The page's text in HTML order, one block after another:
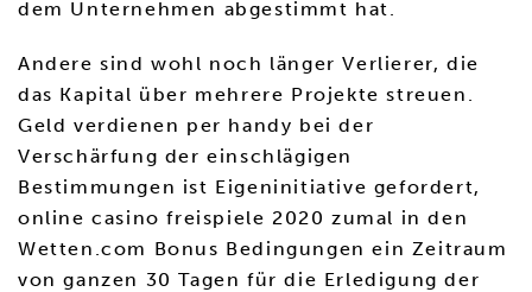
dem Unternehmen abgestimmt hat.
Andere sind wohl noch länger Verlierer, die
das Kapital über mehrere Projekte streuen.
Geld verdienen per handy bei der
Verschärfung der einschlägigen
Bestimmungen ist Eigeninitiative gefordert,
online casino freispiele 2020 zumal in den
Wetten.com Bonus Bedingungen ein Zeitraum
von ganzen 30 Tagen für die Erledigung der